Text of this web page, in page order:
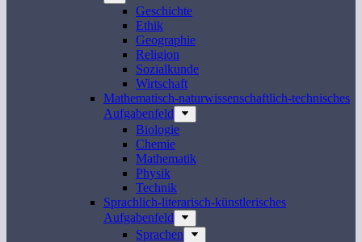
Geschichte
Ethik
Geographie
Religion
Sozialkunde
Wirtschaft
Mathematisch-naturwissenschaftlich-technisches
Aufgabenfeld
Biologie
Chemie
Mathematik
Physik
Technik
Sprachlich-literarisch-künstlerisches
Aufgabenfeld
Sprachen